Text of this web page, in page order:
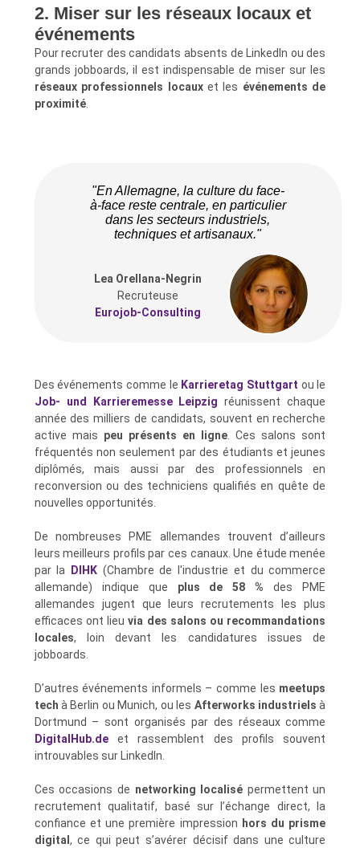
2. Miser sur les réseaux locaux et
événements
Pour recruter des candidats absents de LinkedIn ou des
grands jobboards, il est indispensable de miser sur les
réseaux professionnels locauxet les événements de
proximité.
"En Allemagne, la culture du face-
à-face reste centrale, en particulier
dans les secteurs industriels,
techniques et artisanaux."
Lea Orellana-Negrin
Recruteuse
Eurojob-Consulting
Des événements comme le Karrieretag Stuttgart ou le
Job- und Karrieremesse Leipzig réunissent chaque
année des milliers de candidats, souvent en recherche
active mais peu présents en ligne . Ces salons sont
fréquentés non seulement par des étudiants et jeunes
diplômés, mais aussi par des professionnels en
reconversion ou des techniciens qualifiés en quête de
nouvelles opportunités.
De nombreuses PME allemandes trouvent d’ailleurs
leurs meilleurs profils par ces canaux. Une étude menée
par la
DIHK (Chambre de l'industrie et du commerce
allemande) indique que plus de 58 % des PME
allemandes jugent que leurs recrutements les plus
efficaces ont lieuvia des salons ou recommandations
locales, loin devant les candidatures issues de
jobboards.
D’autres événements informels – comme les meetups
tech à Berlin ou Munich, ou les Afterworks industriels à
Dortmund – sont organisés par des réseaux comme
DigitalHub.deet rassemblent des profils souvent
introuvables sur LinkedIn.
Ces occasions de networking localisé permettent un
recrutement qualitatif, basé sur l’échange direct, la
confiance et une première impression hors du prisme
digital , ce qui peut s’avérer décisif dans une culture